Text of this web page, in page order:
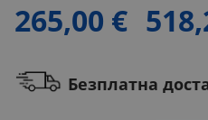
265,00 €
Безплатна